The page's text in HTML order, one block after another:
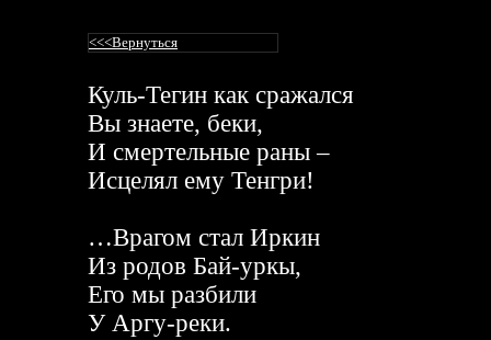
<<<Вернуться
Куль-Тегин как сражался
Вы знаете, беки,
И смертельные раны –
Исцелял ему Тенгри!
…Врагом стал Иркин
Из родов Бай-уркы,
Его мы разбили
У Аргу-реки.